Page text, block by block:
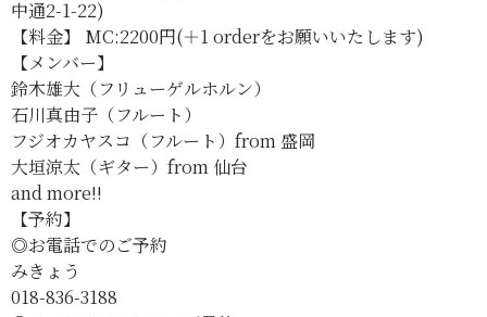
中通2-1-22)
【料金】 MC:2200円(＋1 orderをお願いいたします)
【メンバー】
鈴木雄大（フリューゲルホルン）
石川真由子（フルート）
フジオカヤスコ（フルート）from 盛岡
大垣涼太（ギター）from 仙台
and more!!
【予約】
◎お電話でのご予約
みきょう
018-836-3188